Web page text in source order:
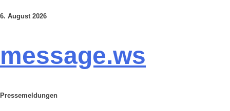
Skip
6. August 2026
message.ws
Pressemeldungen